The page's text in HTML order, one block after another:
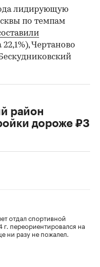
лидирующую
по темпам
Чертаново
район
дороже ₽3
отдал спортивной
г. переориентировался на
ни разу не пожалел.